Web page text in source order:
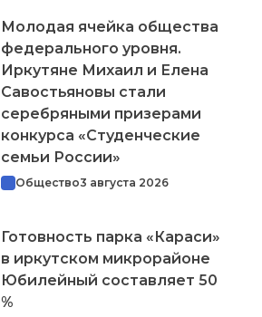
Молодая ячейка общества
федерального уровня.
Иркутяне Михаил и Елена
Савостьяновы стали
серебряными призерами
конкурса «Студенческие
семьи России»
Общество3 августа 2026
Готовность парка «Караси»
в иркутском микрорайоне
Юбилейный составляет 50
%